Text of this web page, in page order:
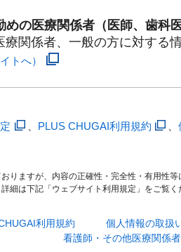
めの医療関係者（医師、歯科
関係者、一般の方に対する
トへ）
PLUS CHUGAI利用規約 、
りますが、内容の正確性・完全性・有用性
細は下記「ウェブサイト利用規定」をご覧く
利用規約 個人情報の取扱
看護師・その他医療関係